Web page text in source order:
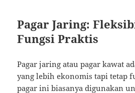
Pagar Jaring:
Fungsi Praktis
Pagar jaring atau pagar kawat
yang lebih ekonomis tapi tetap
pagar ini biasanya digunakan